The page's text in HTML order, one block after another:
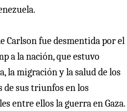
Carlson fue desmentida por el
a la nación, que estuvo
la migración y la salud de los
de sus triunfos en los
entre ellos la guerra en Gaza.